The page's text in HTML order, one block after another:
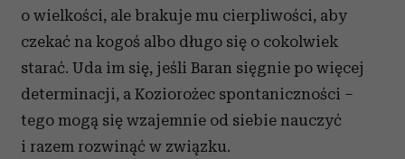
o wielkości, ale brakuje mu cierpliwości, aby
czekać na kogoś albo długo się o cokolwiek
starać. Uda im się, jeśli Baran sięgnie po więcej
determinacji, a Koziorożec spontaniczności –
tego mogą się wzajemnie od siebie nauczyć
i razem rozwinąć w związku.